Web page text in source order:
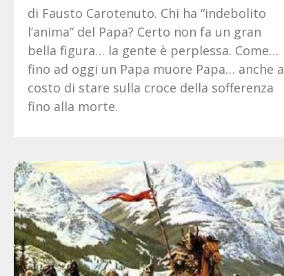
di Fausto Carotenuto. Chi ha “indebolito
l’anima” del Papa? Certo non fa un gran
bella figura… la gente è perplessa. Come…
fino ad oggi un Papa muore Papa… anche a
costo di stare sulla croce della sofferenza
fino alla morte.